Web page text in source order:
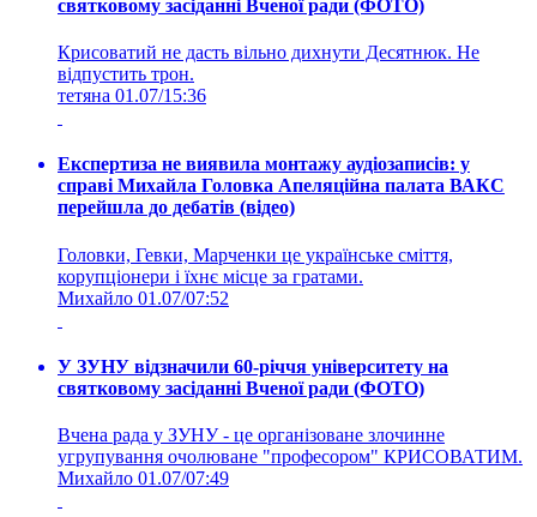
святковому засіданні Вченої ради (ФОТО)
Крисоватий не дасть вільно дихнути Десятнюк. Не
відпустить трон.
тетяна 01.07/15:36
Експертиза не виявила монтажу аудіозаписів: у
справі Михайла Головка Апеляційна палата ВАКС
перейшла до дебатів (відео)
Головки, Гевки, Марченки це українське сміття,
корупціонери і їхнє місце за гратами.
Михайло 01.07/07:52
У ЗУНУ відзначили 60-річчя університету на
святковому засіданні Вченої ради (ФОТО)
Вчена рада у ЗУНУ - це організоване злочинне
угрупування очолюване "професором" КРИСОВАТИМ.
Михайло 01.07/07:49